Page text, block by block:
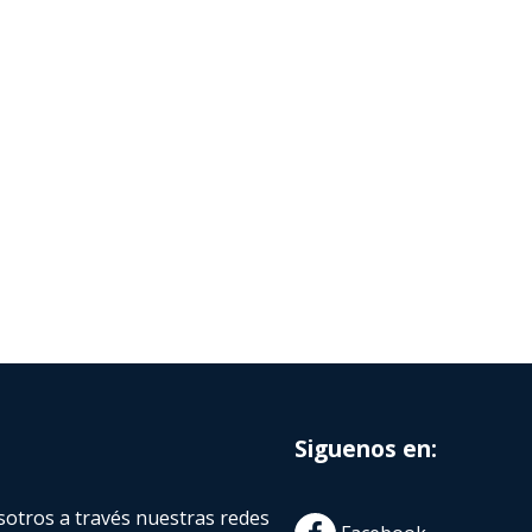
a través nuestras redes
Siguenos en: